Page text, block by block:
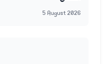
5 August 2026